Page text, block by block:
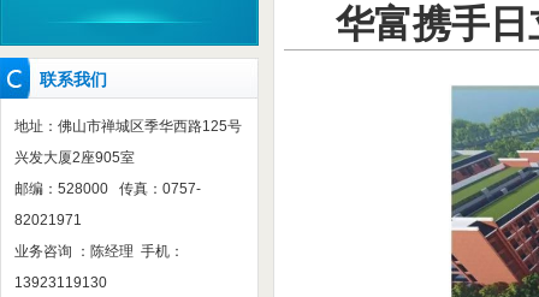
联系我们
地址：佛山市禅城区季华西路125号
兴发大厦2座905室
邮编：528000 传真：0757-
82021971
业务咨询 ：陈经理 手机：
13923119130
华富携手